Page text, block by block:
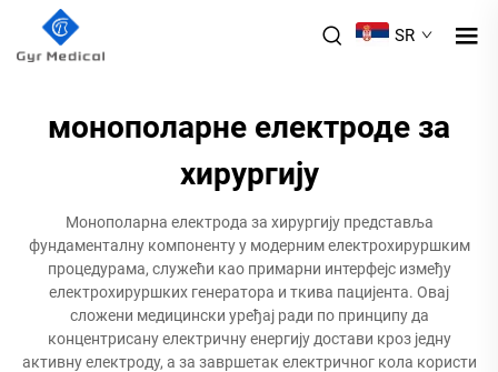
SR
монополарне електроде за
хирургију
Монополарна електрода за хирургију представља
фундаменталну компоненту у модерним електрохируршким
процедурама, служећи као примарни интерфејс између
електрохируршких генератора и ткива пацијента. Овај
сложени медицински уређај ради по принципу да
концентрисану електричну енергију достави кроз једну
активну електроду, а за завршетак електричног кола користи